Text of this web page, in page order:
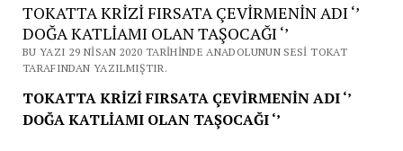
TOKATTA KRİZİ FIRSATA ÇEVİRMENİN ADI ‘’
DOĞA KATLİAMI OLAN TAŞOCAĞI ‘’
BU YAZI 29 NISAN 2020 TARIHINDE ANADOLUNUN SESI TOKAT
TARAFINDAN YAZILMIŞTIR.
TOKATTA KRİZİ FIRSATA ÇEVİRMENİN ADI ‘’
DOĞA KATLİAMI OLAN TAŞOCAĞI ‘’